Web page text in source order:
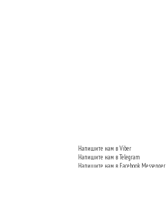
Напишите нам в Viber
Напишите нам в Telegram
Напишите нам в Facebook Messenger